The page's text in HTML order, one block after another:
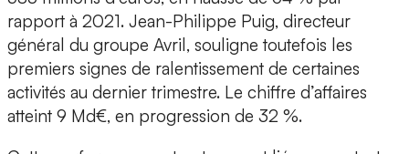
rapport à 2021. Jean-Philippe Puig, directeur
général du groupe Avril, souligne toutefois les
premiers signes de ralentissement de certaines
activités au dernier trimestre. Le chiffre d’affaires
atteint 9 Md€, en progression de 32 %.